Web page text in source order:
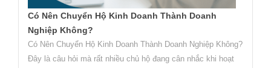
Có Nên Chuyển Hộ Kinh Doanh Thành Doanh
Nghiệp Không?
Có Nên Chuyển Hộ Kinh Doanh Thành Doanh Nghiệp Không?
Đây là câu hỏi mà rất nhiều chủ hộ đang cân nhắc khi hoạt